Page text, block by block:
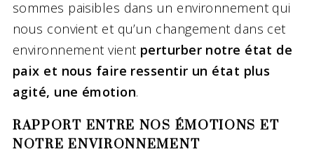
sommes paisibles dans un environnement qui
nous convient et qu’un changement dans cet
environnement vient perturber notre état de
paix et nous faire ressentir un état plus
agité, une émotion.
RAPPORT ENTRE NOS ÉMOTIONS ET
NOTRE ENVIRONNEMENT